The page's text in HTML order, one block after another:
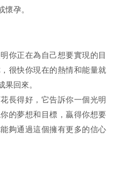
懷孕。
你正在為自己想要實現的目
很快你現在的熱情和能量就
果回來。
長得好，它告訴你一個光明
的夢想和目標，贏得你想要
夠通過這個擁有更多的信心